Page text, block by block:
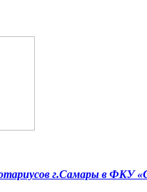
г.Самары в ФКУ